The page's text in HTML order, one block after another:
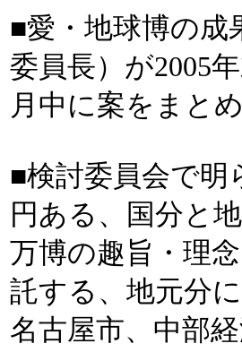
■愛・地球博の成
委員長）が2005
月中に案をまと
■検討委員会で明
円ある、国分と
万博の趣旨・理
託する、地元分
名古屋市、中部